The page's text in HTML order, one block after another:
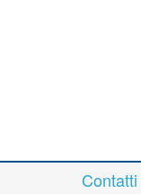
Contatti